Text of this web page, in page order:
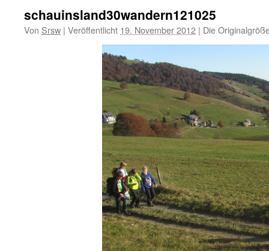
schauinsland30wandern121025
Von Srsw | Veröffentlicht 19. November 2012 | Die